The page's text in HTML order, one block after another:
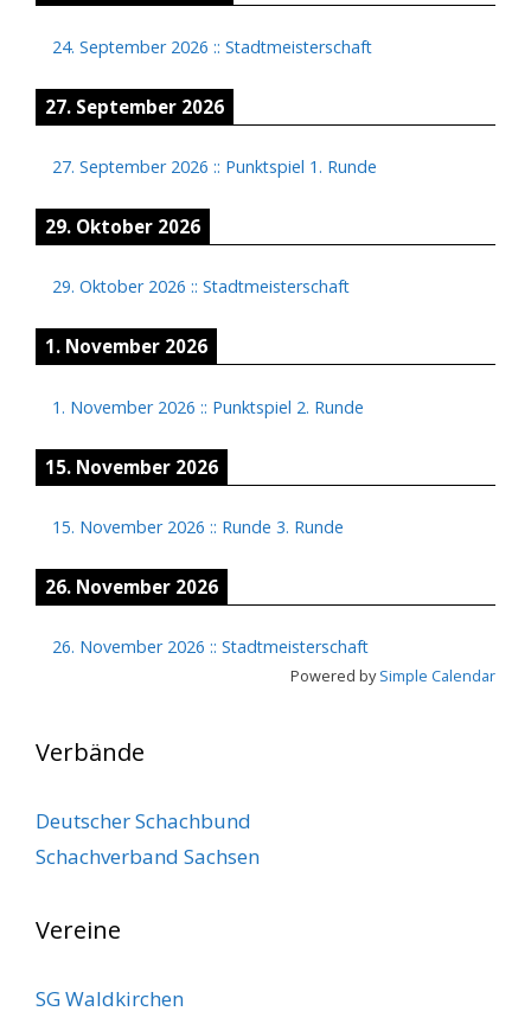
24. September 2026 :: Stadtmeisterschaft
27. September 2026
27. September 2026 :: Punktspiel 1. Runde
29. Oktober 2026
29. Oktober 2026 :: Stadtmeisterschaft
1. November 2026
1. November 2026 :: Punktspiel 2. Runde
15. November 2026
15. November 2026 :: Runde 3. Runde
26. November 2026
26. November 2026 :: Stadtmeisterschaft
Powered bySimple Calendar
Verbände
Deutscher Schachbund
Schachverband Sachsen
Vereine
SG Waldkirchen